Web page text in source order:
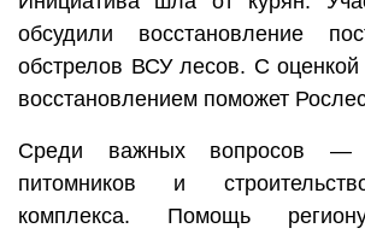
обсудили восстановление
обстрелов ВСУ лесов. С оценкой
восстановлением поможет
Среди важных вопросов —
питомников и
комплекса. Помощь